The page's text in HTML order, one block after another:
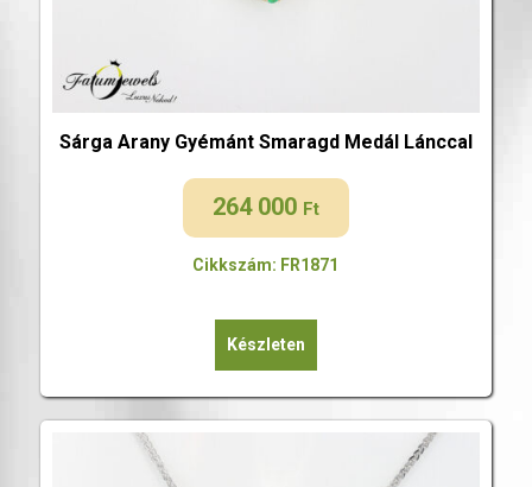
Sárga Arany Gyémánt Smaragd Medál Lánccal
264 000 Ft
Cikkszám: FR1871
Készleten